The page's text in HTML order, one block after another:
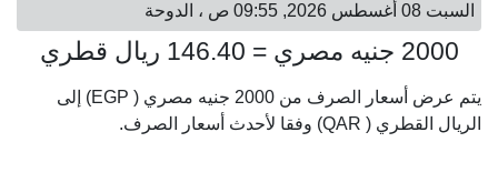
السبت 08 أغسطس 2026, 09:55 ص ، الدوحة
2000 جنيه مصري = 146.40 ريال قطري
يتم عرض أسعار الصرف من 2000 جنيه مصري ( EGP) إلى
الريال القطري ( QAR) وفقا لأحدث أسعار الصرف.